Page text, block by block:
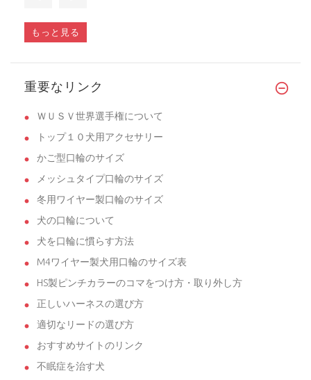
し...
もっと見る
重要なリンク
ＷＵＳＶ世界選手権について
トップ１０犬用アクセサリー
かご型口輪のサイズ
メッシュタイプ口輪のサイズ
冬用ワイヤー製口輪のサイズ
犬の口輪について
犬を口輪に慣らす方法
M4ワイヤー製犬用口輪のサイズ表
HS製ピンチカラーのコマをつけ方・取り外し方
正しいハーネスの選び方
適切なリードの選び方
おすすめサイトのリンク
不眠症を治す犬